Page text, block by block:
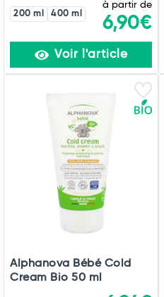
200 ml 400 ml
à partir de
6,90€
Voir l'article
Alphanova Bébé Cold
Cream Bio 50 ml